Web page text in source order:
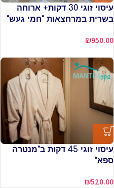
עיסוי זוגי 30 דקות+ ארוחה
בשרית במרחצאות "חמי געש"
₪950.00
עיסוי זוגי 45 דקות ב"מנטרה
ספא"
₪520.00